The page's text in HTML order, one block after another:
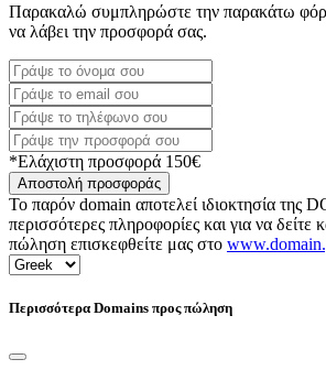
Παρακαλώ συμπληρώστε την παρακάτω
να λάβει την προσφορά σας.
*Ελάχιστη προσφορά 150€
Αποστολή προσφοράς
Το παρόν domain αποτελεί ιδιοκτησία της
περισσότερες πληροφορίες και για να δείτε
πώληση επισκεφθείτε μας στο
Περισσότερα Domains προς πώληση